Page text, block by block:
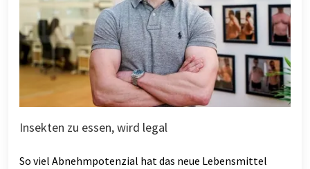
Insekten zu essen, wird legal
So viel Abnehmpotenzial hat das neue Lebensmittel